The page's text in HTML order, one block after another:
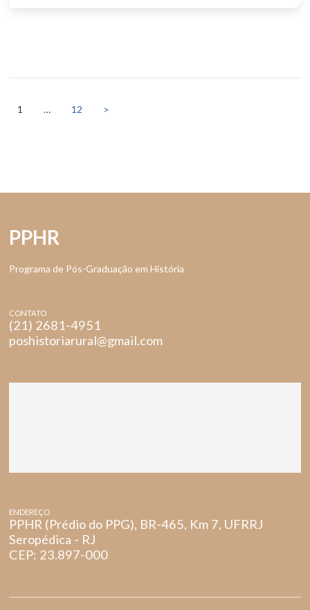
de
1 … 12 >
PPHR
Programa de Pós-Graduação em História
CONTATO
(21) 2681-4951
poshistoriarural@gmail.com
ENDEREÇO
PPHR (Prédio do PPG), BR-465, Km 7, UFRRJ
Seropédica - RJ
CEP: 23.897-000